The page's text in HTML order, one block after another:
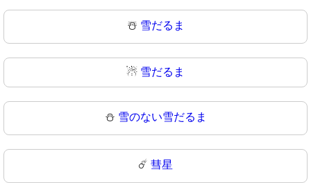
☃️ 雪だるま
☃ 雪だるま
⛄ 雪のない雪だるま
☄️ 彗星